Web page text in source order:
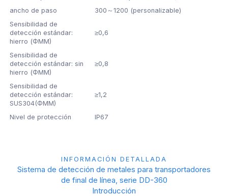
ancho de paso
300～1200 (personalizable)
Sensibilidad de
detección estándar:
hierro (ΦMM)
≥0,6
Sensibilidad de
detección estándar: sin
hierro (ΦMM)
≥0,8
Sensibilidad de
detección estándar:
SUS304(ΦMM)
≥1,2
Nivel de protección IP67
INFORMACIÓN DETALLADA
Sistema de detección de metales para transportadores
de final de línea, serie DD-360
Introducción